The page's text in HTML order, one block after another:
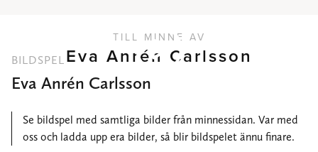
TILL MINNE AV
Eva Anrén Carlsson
BILDSPEL
Eva Anrén Carlsson
Se bildspel med samtliga bilder från minnessidan. Var med
oss och ladda upp era bilder, så blir bildspelet ännu finare.